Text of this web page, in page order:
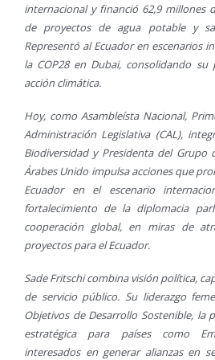
internacional y financió 62,9 millones
de proyectos de agua potable y
Representó al Ecuador en escenarios
la COP28 en Dubai, consolidando
acción climática.
Hoy, como Asambleísta Nacional,
Administración Legislativa (CAL),
Biodiversidad y Presidenta del Grupo
Árabes Unido impulsa acciones que
Ecuador en el escenario
fortalecimiento de la diplomacia
cooperación global, en miras de
proyectos para el Ecuador.
Sade Fritschi combina visión política,
de servicio público. Su liderazgo
Objetivos de Desarrollo Sostenible, la
estratégica para países como
interesados en generar alianzas en